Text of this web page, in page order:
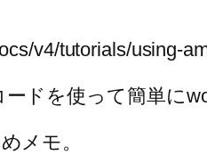
v4/tutorials/using-
ドを使って簡単に
メモ。